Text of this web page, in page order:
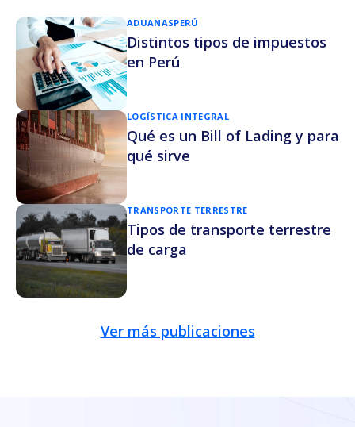
ADUANASPERÚ
Distintos tipos de impuestos
en Perú
LOGÍSTICA INTEGRAL
Qué es un Bill of Lading y para
qué sirve
TRANSPORTE TERRESTRE
Tipos de transporte terrestre
de carga
Ver más publicaciones